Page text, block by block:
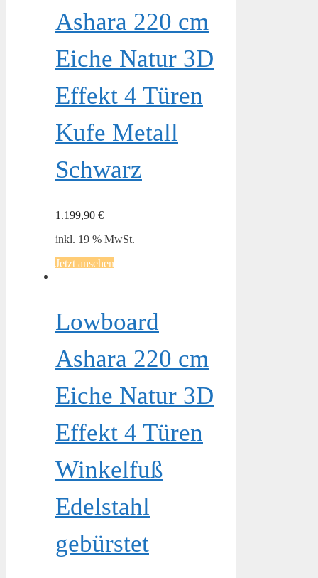
Ashara 220 cm
Eiche Natur 3D
Effekt 4 Türen
Kufe Metall
Schwarz
1.199,90 €
inkl. 19 % MwSt.
Jetzt ansehen
Lowboard
Ashara 220 cm
Eiche Natur 3D
Effekt 4 Türen
Winkelfuß
Edelstahl
gebürstet